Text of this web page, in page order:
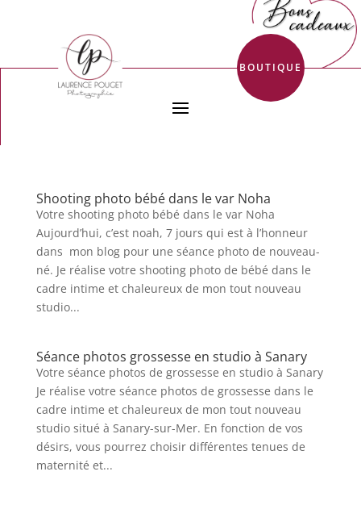
BOUTIQUE
Shooting photo bébé dans le var Noha
Votre shooting photo bébé dans le var Noha
Aujourd’hui, c’est noah, 7 jours qui est à l’honneur
dans mon blog pour une séance photo de nouveau-
né. Je réalise votre shooting photo de bébé dans le
cadre intime et chaleureux de mon tout nouveau
studio...
Séance photos grossesse en studio à Sanary
Votre séance photos de grossesse en studio à Sanary
Je réalise votre séance photos de grossesse dans le
cadre intime et chaleureux de mon tout nouveau
studio situé à Sanary-sur-Mer. En fonction de vos
désirs, vous pourrez choisir différentes tenues de
maternité et...